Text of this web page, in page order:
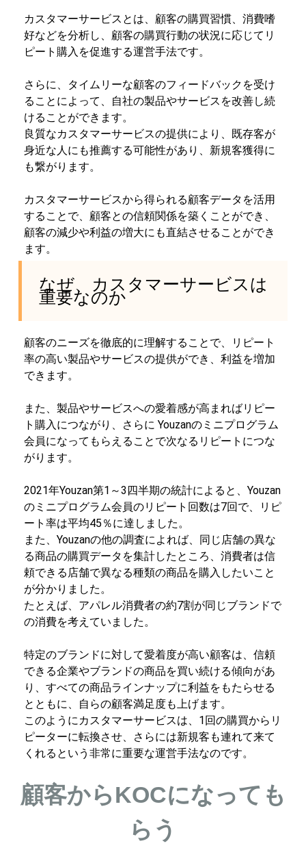
カスタマーサービスとは、顧客の購買習慣、消費嗜
好などを分析し、顧客の購買行動の状況に応じてリ
ピート購入を促進する運営手法です。
さらに、タイムリーな顧客のフィードバックを受け
ることによって、自社の製品やサービスを改善し続
けることができます。
良質なカスタマーサービスの提供により、既存客が
身近な人にも推薦する可能性があり、新規客獲得に
も繋がります。
カスタマーサービスから得られる顧客データを活用
することで、顧客との信頼関係を築くことができ、
顧客の減少や利益の増大にも直結させることができ
ます。
なぜ、カスタマーサービスは
重要なのか
顧客のニーズを徹底的に理解することで、リピート
率の高い製品やサービスの提供ができ、利益を増加
できます。
また、製品やサービスへの愛着感が高まればリピー
ト購入につながり、さらに Youzanのミニプログラム
会員になってもらえることで次なるリピートにつな
がります。
2021年Youzan第1～3四半期の統計によると、Youzan
のミニプログラム会員のリピート回数は7回で、リピ
ート率は平均45％に達しました。
また、Youzanの他の調査によれば、同じ店舗の異な
る商品の購買データを集計したところ、消費者は信
頼できる店舗で異なる種類の商品を購入したいこと
が分かりました。
たとえば、アパレル消費者の約7割が同じブランドで
の消費を考えていました。
特定のブランドに対して愛着度が高い顧客は、信頼
できる企業やブランドの商品を買い続ける傾向があ
り、すべての商品ラインナップに利益をもたらせる
とともに、自らの顧客満足度も上げます。
このようにカスタマーサービスは、1回の購買からリ
ピーターに転換させ、さらには新規客も連れて来て
くれるという非常に重要な運営手法なのです。
顧客からKOCになっても
らう